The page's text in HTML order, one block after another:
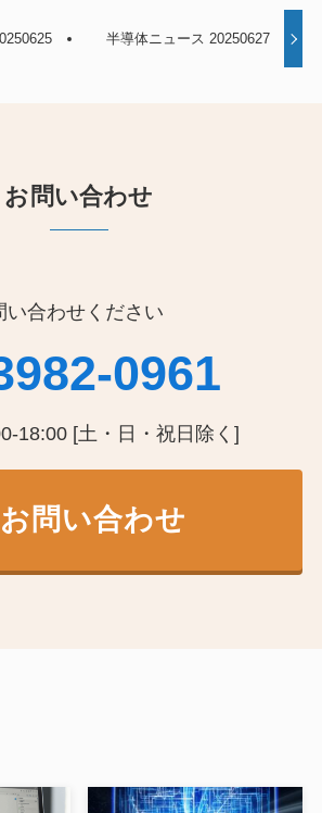
半導体ニュース 20250627
お問い合わせ
い合わせください
0961
18:00 [土・日・祝日除く]
お問い合わせ